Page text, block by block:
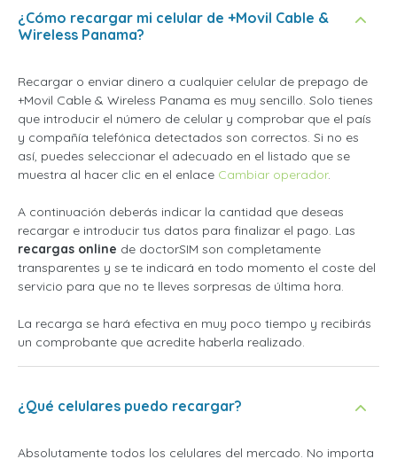
¿Cómo recargar mi celular de +Movil Cable &
Wireless Panama?
Recargar o enviar dinero a cualquier celular de prepago de
+Movil Cable & Wireless Panama es muy sencillo. Solo tienes
que introducir el número de celular y comprobar que el país
y compañía telefónica detectados son correctos. Si no es
así, puedes seleccionar el adecuado en el listado que se
muestra al hacer clic en el enlace Cambiar operador.
A continuación deberás indicar la cantidad que deseas
recargar e introducir tus datos para finalizar el pago. Las
recargas online de doctorSIM son completamente
transparentes y se te indicará en todo momento el coste del
servicio para que no te lleves sorpresas de última hora.
La recarga se hará efectiva en muy poco tiempo y recibirás
un comprobante que acredite haberla realizado.
¿Qué celulares puedo recargar?
Absolutamente todos los celulares del mercado. No importa